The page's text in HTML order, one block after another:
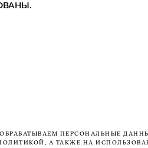
ПЕРСОНАЛЬНЫЕ
А ТАКЖЕ НА